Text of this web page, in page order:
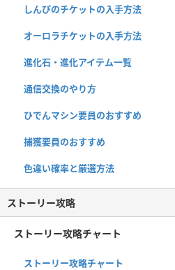
しんぴのチケットの入手方法
オーロラチケットの入手方法
進化石・進化アイテム一覧
通信交換のやり方
ひでんマシン要員のおすすめ
捕獲要員のおすすめ
色違い確率と厳選方法
ストーリー攻略
ストーリー攻略チャート
ストーリー攻略チャート